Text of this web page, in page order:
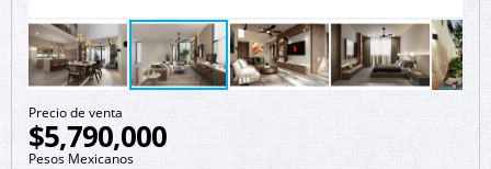
Precio de venta
$5,790,000
Pesos Mexicanos